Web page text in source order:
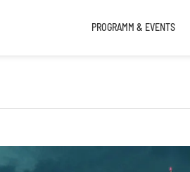
PROGRAMM & EVENTS